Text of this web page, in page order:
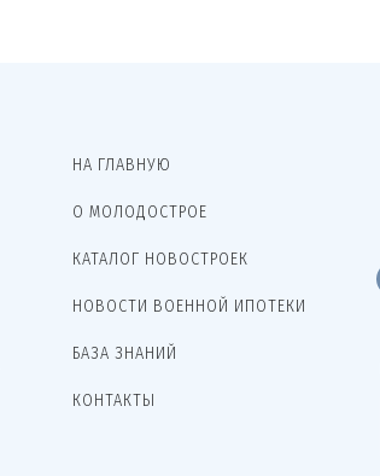
НА ГЛАВНУЮ
О МОЛОДОСТРОЕ
КАТАЛОГ НОВОСТРОЕК
НОВОСТИ ВОЕННОЙ ИПОТЕКИ
БАЗА ЗНАНИЙ
КОНТАКТЫ